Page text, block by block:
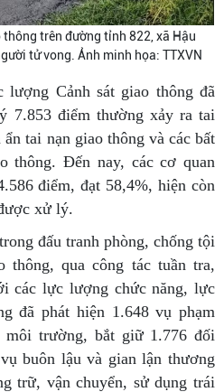
trên đường tỉnh 822, xã Hậu
tử vong. Ảnh minh họa: TTXVN
lượng Cảnh sát giao thông đã
7.853 điểm thường xảy ra tai
tai nạn giao thông và các bất
thông. Đến nay, các cơ quan
điểm, đạt 58,4%, hiện còn
xử lý.
đấu tranh phòng, chống tội
thông, qua công tác tuần tra,
các lực lượng chức năng, lực
đã phát hiện 1.648 vụ phạm
trường, bắt giữ 1.776 đối
buôn lậu và gian lận thương
trữ, vận chuyển, sử dụng trái